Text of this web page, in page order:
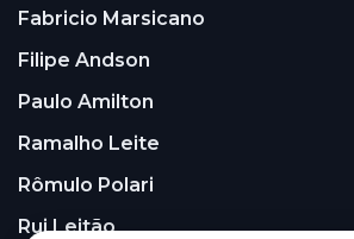
Fabricio Marsicano
Filipe Andson
Paulo Amilton
Ramalho Leite
Rômulo Polari
Rui Leitão